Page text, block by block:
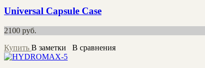
Universal Capsule Case
2100 руб.
Купить В заметки В сравнения